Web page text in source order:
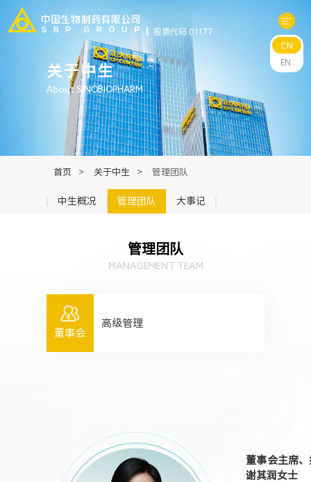
股票代码 01177
CN
EN
关于中生
About SINOBIOPHARM
首页 > 关于中生 > 管理团队
中生概况 管理团队 大事记
管理团队
MANAGEMENT TEAM
董事会
高级管理
董事会主席
谢其润女士